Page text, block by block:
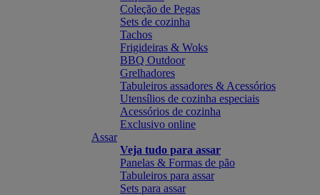
Coleção de Pegas
Sets de cozinha
Tachos
Frigideiras & Woks
BBQ Outdoor
Grelhadores
Tabuleiros assadores & Acessórios
Utensílios de cozinha especiais
Acessórios de cozinha
Exclusivo online
Assar
Veja tudo para assar
Panelas & Formas de pão
Tabuleiros para assar
Sets para assar